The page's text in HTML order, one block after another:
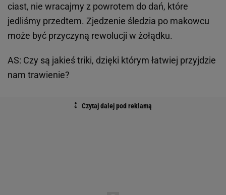
ciast, nie wracajmy z powrotem do dań, które
jedliśmy przedtem. Zjedzenie śledzia po makowcu
może być przyczyną rewolucji w żołądku.
AS: Czy są jakieś triki, dzięki którym łatwiej przyjdzie
nam trawienie?